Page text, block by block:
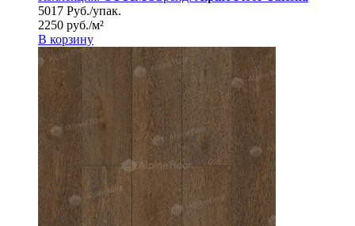
5017 Руб./упак.
2250 руб./м²
В корзину